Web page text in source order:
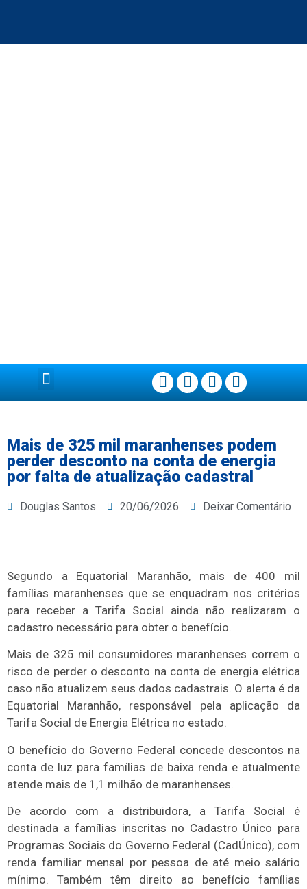
Mais de 325 mil maranhenses podem
perder desconto na conta de energia
por falta de atualização cadastral
Douglas Santos 20/06/2026 Deixar Comentário
Segundo a Equatorial Maranhão, mais de 400 mil
famílias maranhenses que se enquadram nos critérios
para receber a Tarifa Social ainda não realizaram o
cadastro necessário para obter o benefício.
Mais de 325 mil consumidores maranhenses correm o
risco de perder o desconto na conta de energia elétrica
caso não atualizem seus dados cadastrais. O alerta é da
Equatorial Maranhão, responsável pela aplicação da
Tarifa Social de Energia Elétrica no estado.
O benefício do Governo Federal concede descontos na
conta de luz para famílias de baixa renda e atualmente
atende mais de 1,1 milhão de maranhenses.
De acordo com a distribuidora, a Tarifa Social é
destinada a famílias inscritas no Cadastro Único para
Programas Sociais do Governo Federal (CadÚnico), com
renda familiar mensal por pessoa de até meio salário
mínimo. Também têm direito ao benefício famílias